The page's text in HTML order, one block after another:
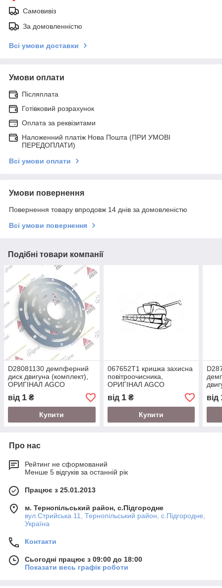
Самовивіз
За домовленністю
Всі умови доставки
Умови оплати
Післяплата
Готівковий розрахунок
Оплата за реквізитами
Наложенний платіж Нова Пошта (ПРИ УМОВІ
ПЕРЕДОПЛАТИ)
Всі умови оплати
Умови повернення
Повернення товару впродовж 14 днів за домовленістю
Всі умови повернення
Подібні товари компанії
D28081130 демпферний
диск двигуна (комплект),
ОРИГІНАЛ AGCO
від 1 ₴
Купити
067652T1 кришка захисна
повітроочисника,
ОРИГІНАЛ AGCO
від 1₴
Купити
від
Про нас
Рейтинг не сформований
Менше 5 відгуків за останній рік
Працює з 25.01.2013
м. Тернопільський район, с.Підгородне
вул.Стрийська 11, Тернопільський район, с.Підгородне,
Україна
Контакти
Сьогодні працює з 09:00 до 18:00
Показати весь графік роботи